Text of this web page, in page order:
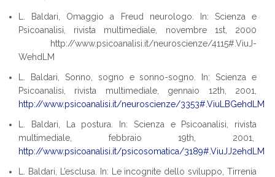
L. Baldari, Omaggio a Freud neurologo. In: Scienza e
Psicoanalisi, rivista multimediale, novembre 1st, 2000
http://www.psicoanalisi.it/neuroscienze/4115#.ViuJ-
WehdLM
L. Baldari, Sonno, sogno e sonno-sogno. In: Scienza e
Psicoanalisi, rivista multimediale, gennaio 12th, 2001,
http://www.psicoanalisi.it/neuroscienze/3353#.ViuLBGehdLM
L. Baldari, La postura. In: Scienza e Psicoanalisi, rivista
multimediale, febbraio 19th, 2001,
http://www.psicoanalisi.it/psicosomatica/3189#.ViuJJ2ehdLM
L. Baldari, L’esclusa. In: Le incognite dello sviluppo, Tirrenia